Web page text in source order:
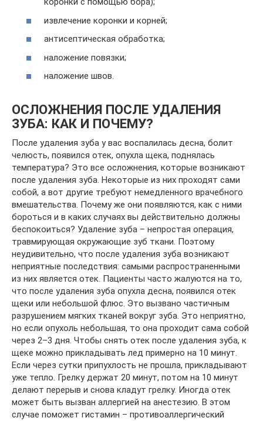
извлечение коронки и корней;
антисептическая обработка;
наложение повязки;
наложение швов.
ОСЛОЖНЕНИЯ ПОСЛЕ УДАЛЕНИЯ
ЗУБА: КАК И ПОЧЕМУ?
После удаления зуба у вас воспалилась десна, болит
челюсть, появился отек, опухла щека, поднялась
температура? Это все осложнения, которые возникают
после удаления зуба. Некоторые из них проходят сами
собой, а вот другие требуют немедленного врачебного
вмешательства. Почему же они появляются, как с ними
бороться и в каких случаях вы действительно должны
беспокоиться? Удаление зуба – непростая операция,
травмирующая окружающие зуб ткани. Поэтому
неудивительно, что после удаления зуба возникают
неприятные последствия: самыми распространенными
из них является отек. Пациенты часто жалуются на то,
что после удаления зуба опухла десна, появился отек
щеки или небольшой флюс. Это вызвано частичным
разрушением мягких тканей вокруг зуба. Это неприятно,
но если опухоль небольшая, то она проходит сама собой
через 2–3 дня. Чтобы снять отек после удаления зуба, к
щеке можно прикладывать лед примерно на 10 минут.
Если через сутки припухлость не прошла, прикладывают
уже тепло. Грелку держат 20 минут, потом на 10 минут
делают перерыв и снова кладут грелку. Иногда отек
может быть вызван аллергией на анестезию. В этом
случае поможет гистамин – противоаллергический